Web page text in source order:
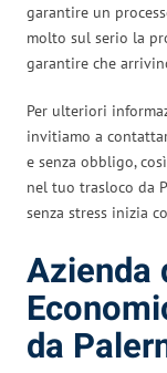
garantire un
molto sul serio la
garantire che
Per ulteriori
invitiamo a
e senza obbligo,
nel tuo trasloco da
senza stress inizia
Azienda
da